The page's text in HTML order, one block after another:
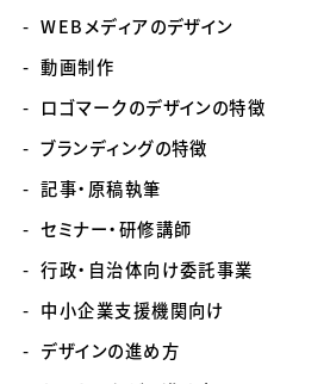
WEBメディアのデザイン
動画制作
ロゴマークのデザインの特徴
ブランディングの特徴
記事・原稿執筆
セミナー・研修講師
行政・自治体向け委託事業
中小企業支援機関向け
デザインの進め方